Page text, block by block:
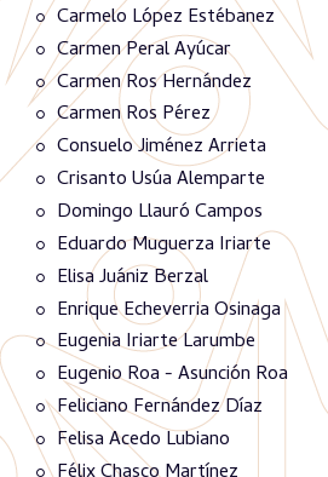
Carmelo López Estébanez
Carmen Peral Ayúcar
Carmen Ros Hernández
Carmen Ros Pérez
Consuelo Jiménez Arrieta
Crisanto Usúa Alemparte
Domingo Llauró Campos
Eduardo Muguerza Iriarte
Elisa Juániz Berzal
Enrique Echeverria Osinaga
Eugenia Iriarte Larumbe
Eugenio Roa - Asunción Roa
Feliciano Fernández Díaz
Felisa Acedo Lubiano